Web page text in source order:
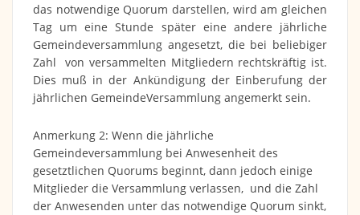
das notwendige Quorum darstellen, wird am gleichen
Tag um eine Stunde später eine andere jährliche
Gemeindeversammlung angesetzt, die bei beliebiger
Zahl von versammelten Mitgliedern rechtskräftig ist.
Dies muß in der Ankündigung der Einberufung der
jährlichen GemeindeVersammlung angemerkt sein.
Anmerkung 2: Wenn die jährliche
Gemeindeversammlung bei Anwesenheit des
gesetztlichen Quorums beginnt, dann jedoch einige
Mitglieder die Versammlung verlassen, und die Zahl
der Anwesenden unter das notwendige Quorum sinkt,